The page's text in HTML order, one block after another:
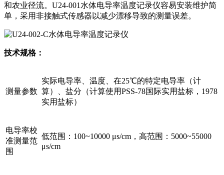
和农业径流。U24-001水体电导率温度记录仪容易安装维护简
单，采用非接触式传感器以减少漂移导致的测量误差。
技术规格：
测量参数
实际电导率、温度、在25℃的特定电导率（计
算）、盐分（计算使用PSS-78国际实用盐标，1978
实用盐标）
电导率校
准测量范
围
低范围：100~10000 μs/cm，高范围：5000~55000
μs/cm